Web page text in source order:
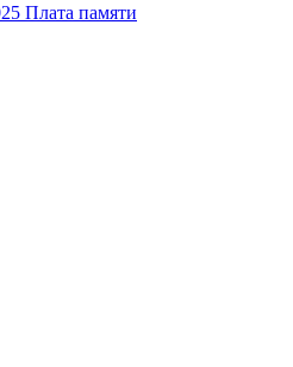
Плата памяти